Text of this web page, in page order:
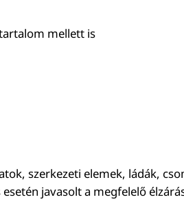
mellett is
szerkezeti elemek, ládák,
javasolt a megfelelő